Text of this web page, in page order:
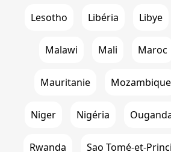
Lesotho Libéria Libye
Malawi Mali Maroc
Mauritanie Mozambique
Niger Nigéria
Rwanda Sao Tomé-et-